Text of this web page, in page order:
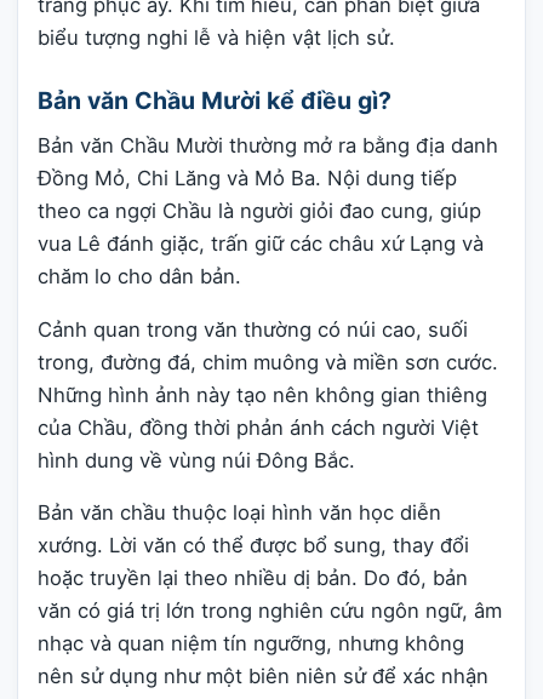
biểu tượng nghi lễ và hiện vật lịch sử.
Bản văn Chầu Mười kể điều gì?
Bản văn Chầu Mười thường mở ra bằng địa danh
Đồng Mỏ, Chi Lăng và Mỏ Ba. Nội dung tiếp
theo ca ngợi Chầu là người giỏi đao cung, giúp
vua Lê đánh giặc, trấn giữ các châu xứ Lạng và
chăm lo cho dân bản.
Cảnh quan trong văn thường có núi cao, suối
trong, đường đá, chim muông và miền sơn cước.
Những hình ảnh này tạo nên không gian thiêng
của Chầu, đồng thời phản ánh cách người Việt
hình dung về vùng núi Đông Bắc.
Bản văn chầu thuộc loại hình văn học diễn
xướng. Lời văn có thể được bổ sung, thay đổi
hoặc truyền lại theo nhiều dị bản. Do đó, bản
văn có giá trị lớn trong nghiên cứu ngôn ngữ, âm
nhạc và quan niệm tín ngưỡng, nhưng không
nên sử dụng như một biên niên sử để xác nhận